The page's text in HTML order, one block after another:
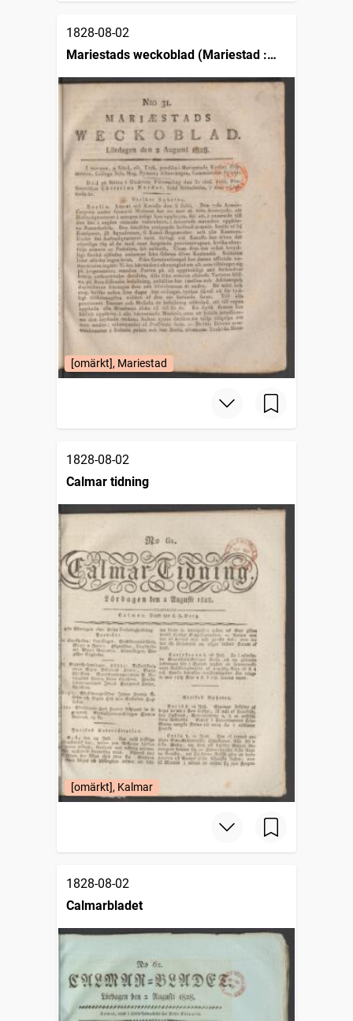
1828-08-02
Mariestads weckoblad (Mariestad :
[omärkt], Mariestad
1828-08-02
Calmar tidning
[omärkt], Kalmar
1828-08-02
Calmarbladet